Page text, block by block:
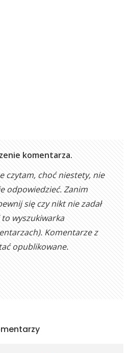
komentarza.
czytam, choć niestety, nie
odpowiedzieć. Zanim
się czy nikt nie zadał
wyszukiwarka
Komentarze z
opublikowane.